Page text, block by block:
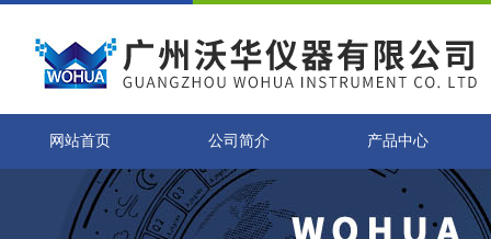
网站首页 公司简介 产品中心